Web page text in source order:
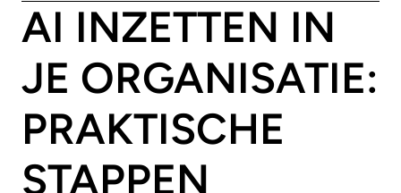
AI INZETTEN IN
JE ORGANISATIE:
PRAKTISCHE
STAPPEN